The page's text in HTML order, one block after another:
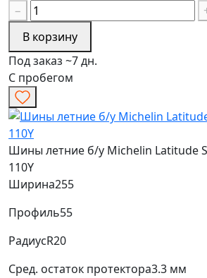
−
В корзину
Под заказ ~7 дн.
С пробегом
Шины летние б/у Michelin Latitude
110Y
Ширина255
Профиль55
РадиусR20
Сред. остаток протектора3.3 мм